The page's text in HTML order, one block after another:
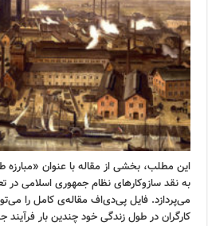
این مطلب، بخشی از مقاله با عنوان
به نقد سازوکارهای نظام جمهوری اسلامی در
می‌پردازد. فایل پی‌دی‌اف مقاله‌ی کامل را
کارگران در طول زندگی خود چندین بار